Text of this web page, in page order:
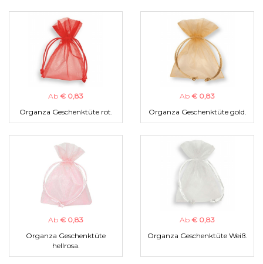
Ab € 0,83
Organza Geschenktüte rot.
Ab € 0,83
Organza Geschenktüte gold.
Ab € 0,83
Organza Geschenktüte
hellrosa.
Ab € 0,83
Organza Geschenktüte Weiß.